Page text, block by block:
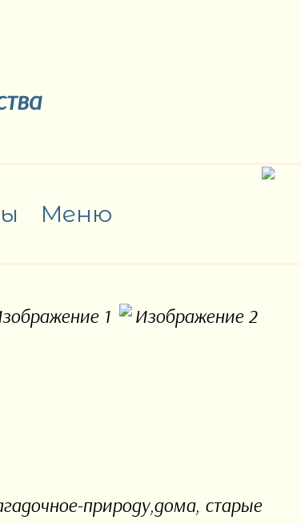
Меню
природу,дома, старые